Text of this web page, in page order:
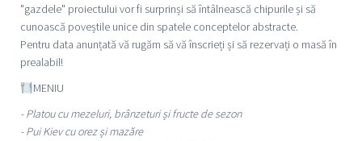
"gazdele" proiectului vor fi surprinși să întâlnească chipurile și să
cunoască poveștile unice din spatele conceptelor abstracte.
Pentru data anunțată vă rugăm să vă înscrieți și să rezervați o masă în
prealabil!
MENIU
- Platou cu mezeluri, brânzeturi și fructe de sezon
- Pui Kiev cu orez și mazăre